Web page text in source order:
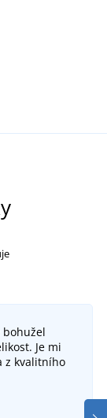
Je mi
z kvalitního